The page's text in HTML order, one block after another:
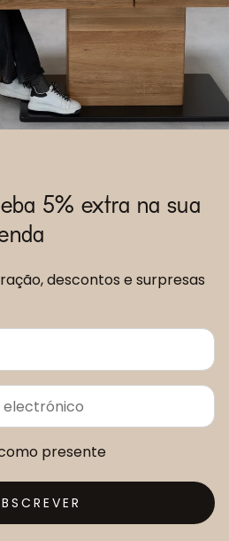
5% extra na sua
descontos e surpresas
presente